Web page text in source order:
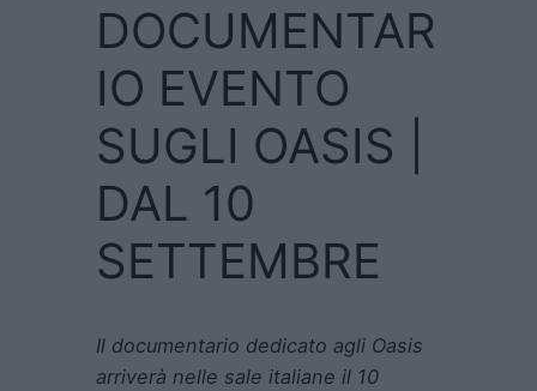
DOCUMENTAR
IO EVENTO
SUGLI OASIS |
DAL 10
SETTEMBRE
Il documentario dedicato agli Oasis
arriverà nelle sale italiane il 10